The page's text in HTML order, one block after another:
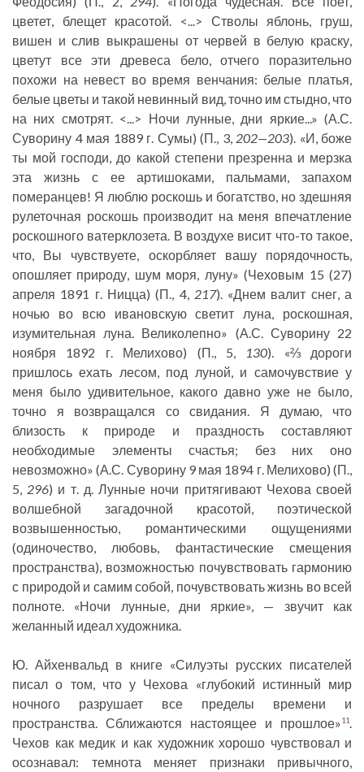
цветет, блещет красотой. <...> Стволы яблонь, груш,
вишен и слив выкрашены от червей в белую краску,
цветут все эти древеса бело, отчего поразительно
похожи на невест во время венчания: белые платья,
белые цветы и такой невинный вид, точно им стыдно, что
на них смотрят. <...> Ночи лунные, дни яркие...» (А.С.
Суворину 4 мая 1889 г. Сумы) (П., 3, 202—203). «И, боже
ты мой господи, до какой степени презренна и мерзка
эта жизнь с ее артишоками, пальмами, запахом
померанцев! Я люблю роскошь и богатство, но здешняя
рулеточная роскошь производит на меня впечатление
роскошного ватерклозета. В воздухе висит что-то такое,
что, Вы чувствуете, оскорбляет вашу порядочность,
опошляет природу, шум моря, луну» (Чеховым 15 (27)
апреля 1891 г. Ницца) (П., 4, 217). «Днем валит снег, а
ночью во всю ивановскую светит луна, роскошная,
изумительная луна. Великолепно» (А.С. Суворину 22
ноября 1892 г. Мелихово) (П., 5, 130). «⅔ дороги
пришлось ехать лесом, под луной, и самочувствие у
меня было удивительное, какого давно уже не было,
точно я возвращался со свидания. Я думаю, что
близость к природе и праздность составляют
необходимые элементы счастья; без них оно
невозможно» (А.С. Суворину 9 мая 1894 г. Мелихово) (П.,
5, 296) и т. д. Лунные ночи притягивают Чехова своей
волшебной загадочной красотой, поэтической
возвышенностью, романтическими ощущениями
(одиночество, любовь, фантастические смещения
пространства), возможностью почувствовать гармонию
с природой и самим собой, почувствовать жизнь во всей
полноте. «Ночи лунные, дни яркие», — звучит как
желанный идеал художника.
Ю. Айхенвальд в книге «Силуэты русских писателей
писал о том, что у Чехова «глубокий истинный мир
ночного разрушает все пределы времени и
пространства. Сближаются настоящее и прошлое»11.
Чехов как медик и как художник хорошо чувствовал и
осознавал: темнота меняет признаки привычного,